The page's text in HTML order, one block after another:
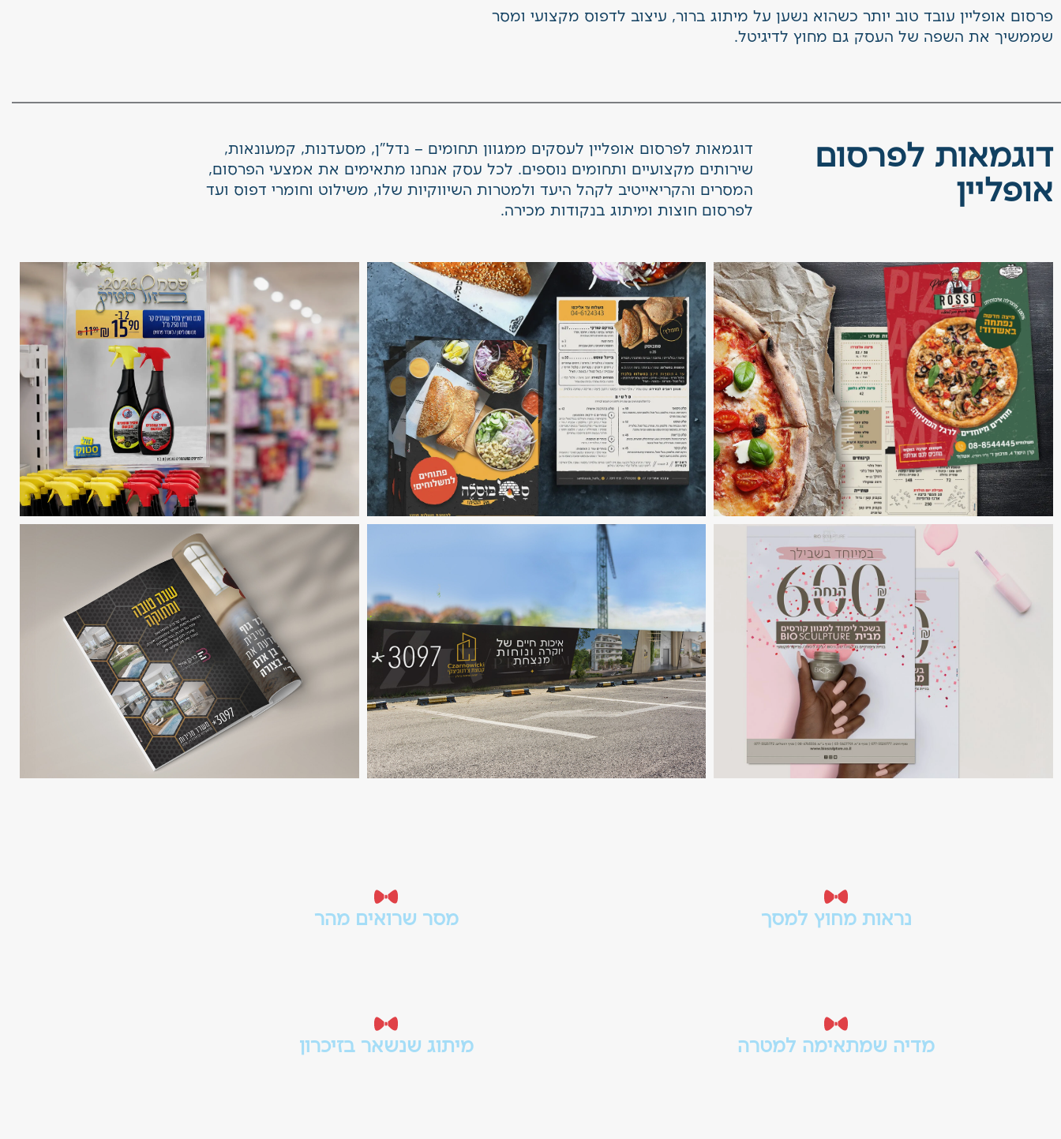
פרסום אופליין עובד טוב יותר כשהוא נשען על מיתוג ברור, עיצוב לדפוס מקצועי ומסר
שממשיך את השפה של העסק גם מחוץ לדיגיטל.
דוגמאות לפרסום
אופליין
דוגמאות לפרסום אופליין לעסקים ממגוון תחומים – נדל"ן, מסעדנות, קמעונאות,
שירותים מקצועיים ותחומים נוספים. לכל עסק אנחנו מתאימים את אמצעי הפרסום,
המסרים והקריאייטיב לקהל היעד ולמטרות השיווקיות שלו, משילוט וחומרי דפוס ועד
לפרסום חוצות ומיתוג בנקודות מכירה.
נראות מחוץ למסך
מדיה שמתאימה למטרה
מסר שרואים מהר
מיתוג שנשאר בזיכרון